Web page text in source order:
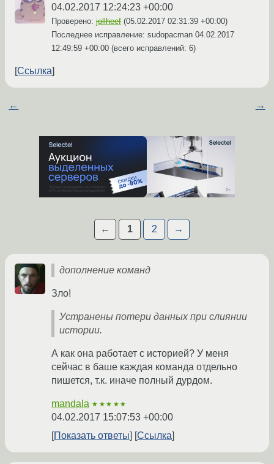
04.02.2017 12:24:23 +00:00
Проверено: jollheef (05.02.2017 02:31:39 +00:00)
Последнее исправление: sudopacman 04.02.2017
12:49:59 +00:00 (всего исправлений: 6)
Ссылка
← →
← 1 2 →
дополнение команд
Зло!
Устранены потери данных при слиянии
истории.
А как она работает с историей? У меня
сейчас в баше каждая команда отдельно
пишется, т.к. иначе полный дурдом.
mandala ★★★★★
04.02.2017 15:07:53 +00:00
Показать ответы
Ссылка